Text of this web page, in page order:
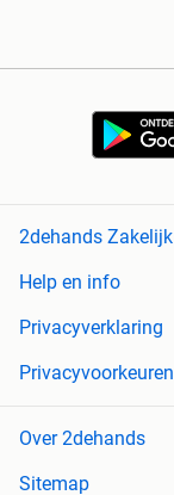
2dehands Zakelijk
Help en info
Privacyverklaring
Privacyvoorkeuren
Over 2dehands
Sitemap